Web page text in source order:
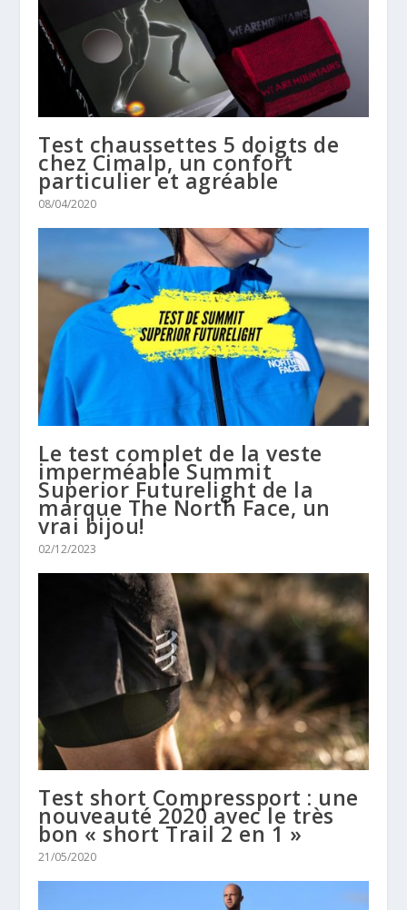
Test chaussettes 5 doigts de
chez Cimalp, un confort
particulier et agréable
08/04/2020
Le test complet de la veste
imperméable Summit
Superior Futurelight de la
marque The North Face, un
vrai bijou!
02/12/2023
Test short Compressport : une
nouveauté 2020 avec le très
bon « short Trail 2 en 1 »
21/05/2020